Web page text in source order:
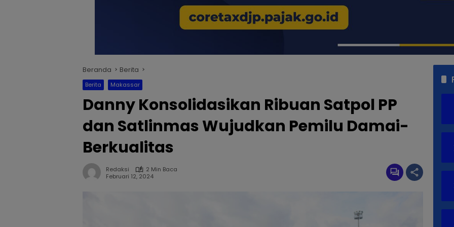
Beranda Berita
Berita Makassar
Danny Konsolidasikan Ribuan Satpol PP
dan Satlinmas Wujudkan Pemilu Damai-
Berkualitas
Redaksi
2 Min Baca
Februari 12, 2024